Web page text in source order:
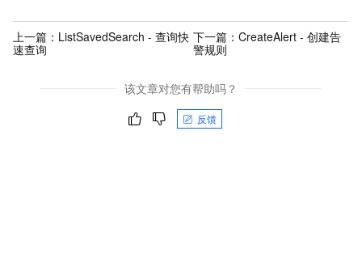
上一篇： ListSavedSearch - 查询快
速查询
下一篇：CreateAlert - 创建告
警规则
该文章对您有帮助吗？
反馈